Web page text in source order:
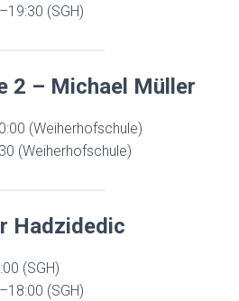
(SGH)
2 – Michael Müller
(Weiherhofschule)
(Weiherhofschule)
Hadzidedic
(SGH)
(SGH)